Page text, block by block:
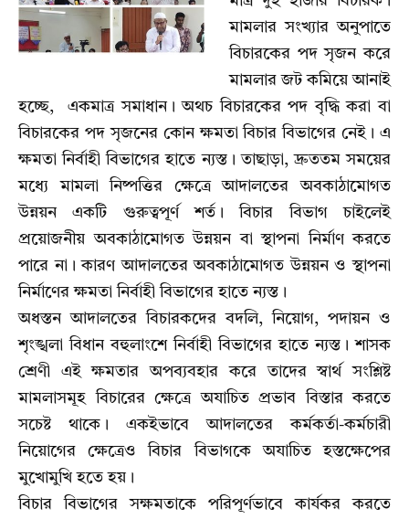
মামলার সংখ্যার অনুপাতে
বিচারকের পদ সৃজন করে
মামলার জট কমিয়ে আনাই
হচ্ছে, একমাত্র সমাধান। অথচ বিচারকের পদ বৃদ্ধি করা বা
বিচারকের পদ সৃজনের কোন ক্ষমতা বিচার বিভাগের নেই। এ
ক্ষমতা নির্বাহী বিভাগের হাতে ন্যস্ত। তাছাড়া, দ্রুততম সময়ের
মধ্যে মামলা নিষ্পত্তির ক্ষেত্রে আদালতের অবকাঠামোগত
উন্নয়ন একটি গুরুত্বপূর্ণ শর্ত। বিচার বিভাগ চাইলেই
প্রয়োজনীয় অবকাঠামোগত উন্নয়ন বা স্থাপনা নির্মাণ করতে
পারে না। কারণ আদালতের অবকাঠামোগত উন্নয়ন ও স্থাপনা
নির্মাণের ক্ষমতা নির্বাহী বিভাগের হাতে ন্যস্ত।
অধস্তন আদালতের বিচারকদের বদলি, নিয়োগ, পদায়ন ও
শৃংঙ্খলা বিধান বহুলাংশে নির্বাহী বিভাগের হাতে ন্যস্ত। শাসক
শ্রেণী এই ক্ষমতার অপব্যবহার করে তাদের স্বার্থ সংশ্লিষ্ট
মামলাসমূহ বিচারের ক্ষেত্রে অযাচিত প্রভাব বিস্তার করতে
সচেষ্ট থাকে। একইভাবে আদালতের কর্মকর্তা-কর্মচারী
নিয়োগের ক্ষেত্রেও বিচার বিভাগকে অযাচিত হস্তক্ষেপের
মুখোমুখি হতে হয়।
বিচার বিভাগের সক্ষমতাকে পরিপূর্ণভাবে কার্যকর করতে